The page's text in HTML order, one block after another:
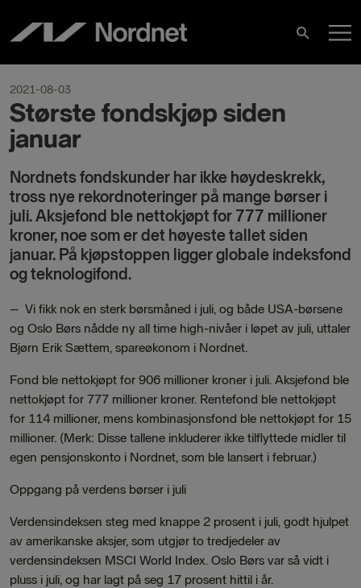
innehåll
Sök
2021-08-03
Største fondskjøp siden
januar
Nordnets fondskunder har ikke høydeskrekk,
tross nye rekordnoteringer på mange børser i
juli. Aksjefond ble nettokjøpt for 777 millioner
kroner, noe som er det høyeste tallet siden
januar. På kjøpstoppen ligger globale indeksfond
og teknologifond.
– Vi fikk nok en sterk børsmåned i juli, og både USA-børsene
og Oslo Børs nådde ny all time high-nivåer i løpet av juli, uttaler
Bjørn Erik Sættem, spareøkonom i Nordnet.
Fond ble nettokjøpt for 906 millioner kroner i juli. Aksjefond ble
nettokjøpt for 777 millioner kroner. Rentefond ble nettokjøpt
for 114 millioner, mens kombinasjonsfond ble nettokjøpt for 15
millioner. (Merk: Disse tallene inkluderer ikke tilflyttede midler til
egen pensjonskonto i Nordnet, som ble lansert i februar.)
Oppgang på verdens børser i juli
Verdensindeksen steg med knappe 2 prosent i juli, godt hjulpet
av amerikanske aksjer, som utgjør to tredjedeler av
verdensindeksen MSCI World Index. Oslo Børs var så vidt i
pluss i juli, og har lagt på seg 17 prosent hittil i år.